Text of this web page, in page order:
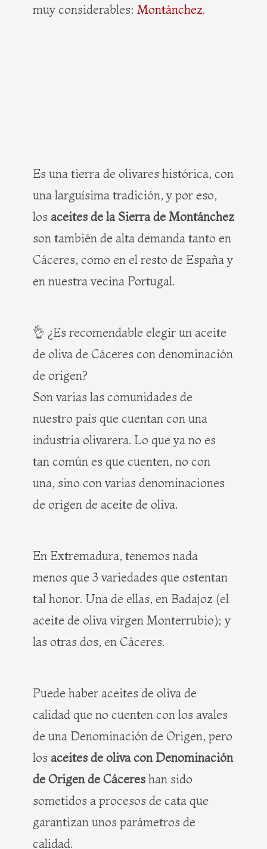
muy considerables: Montánchez.
Es una tierra de olivares histórica, con
una larguísima tradición, y por eso,
los aceites de la Sierra de Montánchez
son también de alta demanda tanto en
Cáceres, como en el resto de España y
en nuestra vecina Portugal.
👌 ¿Es recomendable elegir un aceite
de oliva de Cáceres con denominación
de origen?
Son varias las comunidades de
nuestro país que cuentan con una
industria olivarera. Lo que ya no es
tan común es que cuenten, no con
una, sino con varias denominaciones
de origen de aceite de oliva.
En Extremadura, tenemos nada
menos que 3 variedades que ostentan
tal honor. Una de ellas, en Badajoz (el
aceite de oliva virgen Monterrubio); y
las otras dos, en Cáceres.
Puede haber aceites de oliva de
calidad que no cuenten con los avales
de una Denominación de Origen, pero
los aceites de oliva con Denominación
de Origen de Cáceres han sido
sometidos a procesos de cata que
garantizan unos parámetros de
calidad.